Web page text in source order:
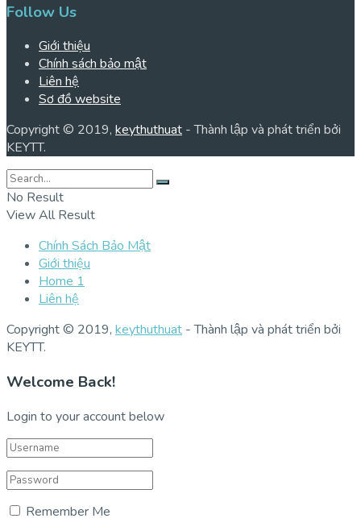
Follow Us
Giới thiệu
Chính sách bảo mật
Liên hệ
Sơ đồ website
Copyright © 2019, keythuthuat - Thành lập và phát triển bởi
KEYTT.
No Result
View All Result
Chính Sách Bảo Mật
Giới thiệu
Home 1
Liên hệ
Copyright © 2019, keythuthuat - Thành lập và phát triển bởi
KEYTT.
Welcome Back!
Login to your account below
Remember Me